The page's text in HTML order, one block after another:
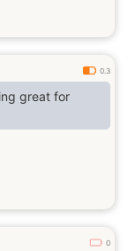
0.3
great for
0